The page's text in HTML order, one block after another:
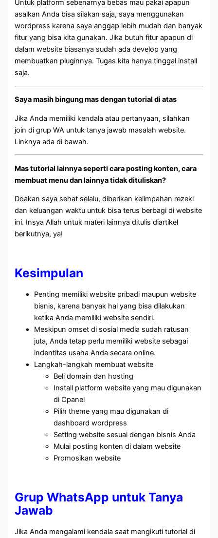
Untuk platform sebenarnya bebas mau pakai apapun
asalkan Anda bisa silakan saja, saya menggunakan
wordpress karena saya anggap lebih mudah dan banyak
fitur yang bisa kita gunakan. Jika butuh fitur apapun di
dalam website biasanya sudah ada develop yang
membuatkan pluginnya. Tugas kita hanya tinggal install
saja.
Saya masih bingung mas dengan tutorial di atas
Jika Anda memiliki kendala atau pertanyaan, silahkan
join di grup WA untuk tanya jawab masalah website.
Linknya ada di bawah.
Mas tutorial lainnya seperti cara posting konten, cara
membuat menu dan lainnya tidak dituliskan?
Doakan saya sehat selalu, diberikan kelimpahan rezeki
dan keluangan waktu untuk bisa terus berbagi di website
ini. Insya Allah untuk materi lainnya ditulis diartikel
berikutnya, ya!
Kesimpulan
Penting memiliki website pribadi maupun website
bisnis, karena banyak hal yang bisa dilakukan
ketika Anda memiliki website sendiri.
Meskipun omset di sosial media sudah ratusan
juta, Anda tetap perlu memiliki website sebagai
indentitas usaha Anda secara online.
Langkah-langkah membuat website
Beli domain dan hosting
Install platform website yang mau digunakan
di Cpanel
Pilih theme yang mau digunakan di
dashboard wordpress
Setting website sesuai dengan bisnis Anda
Mulai posting konten di dalam website
Promosikan website
Grup WhatsApp untuk Tanya
Jawab
Jika Anda mengalami kendala saat mengikuti tutorial di